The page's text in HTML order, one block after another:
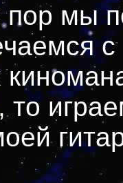
пор мы
то